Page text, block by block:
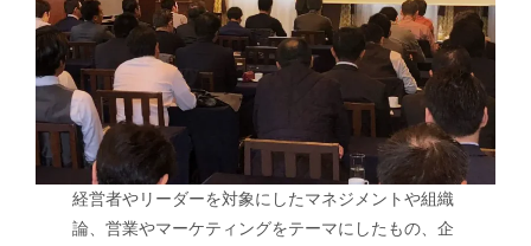
経営者やリーダーを対象にしたマネジメントや組織
論、営業やマーケティングをテーマにしたもの、企